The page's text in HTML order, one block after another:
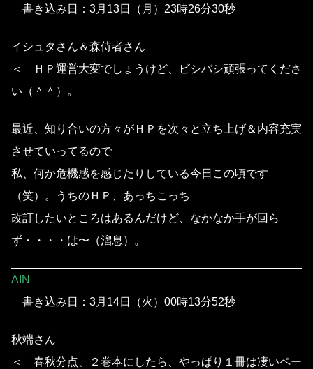
書き込み日：3月13日（月）23時26分30秒
イシュタさん＆森侍者さん
＜ ＨＰ運営大変でしょうけど、ビシバシ頑張ってくださ
い（＾＾）。
最近、知り合いの方々がＨＰを次々と立ち上げ＆内容充実
させていってるので
私、何か危機感を感じたりしている今日この頃です
（笑）。うちのＨＰ、あっちこっち
改訂したいところはあるんだけど、なかなか手が回ら
ず・・・・は〜（溜息）。
AIN
書き込み日：3月14日（火）00時13分52秒
秋端さん
＜ 春秋分点、２巻本にしたら、やっぱり１冊は凄いペー